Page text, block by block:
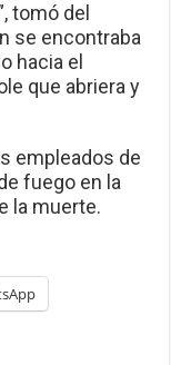
tomó del
se encontraba
hacia el
que abriera y
empleados de
fuego en la
la muerte.